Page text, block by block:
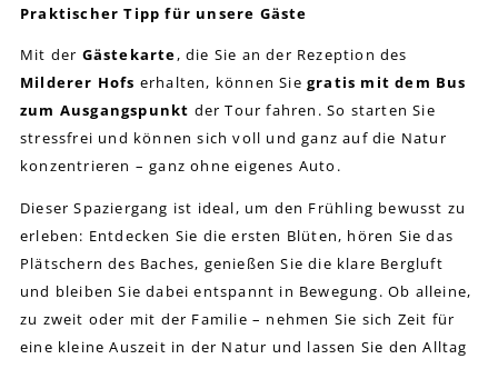
Praktischer Tipp für unsere Gäste
Mit der Gästekarte, die Sie an der Rezeption des
Milderer Hofs erhalten, können Siegratis mit dem Bus
zum Ausgangspunkt der Tour fahren. So starten Sie
stressfrei und können sich voll und ganz auf die Natur
konzentrieren – ganz ohne eigenes Auto.
Dieser Spaziergang ist ideal, um den Frühling bewusst zu
erleben: Entdecken Sie die ersten Blüten, hören Sie das
Plätschern des Baches, genießen Sie die klare Bergluft
und bleiben Sie dabei entspannt in Bewegung. Ob alleine,
zu zweit oder mit der Familie – nehmen Sie sich Zeit für
eine kleine Auszeit in der Natur und lassen Sie den Alltag